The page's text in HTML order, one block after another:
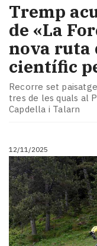
Tremp
de «La
nova ruta
científic
Recorre set
tres de les quals al
Capdella i Talarn
12/11/2025